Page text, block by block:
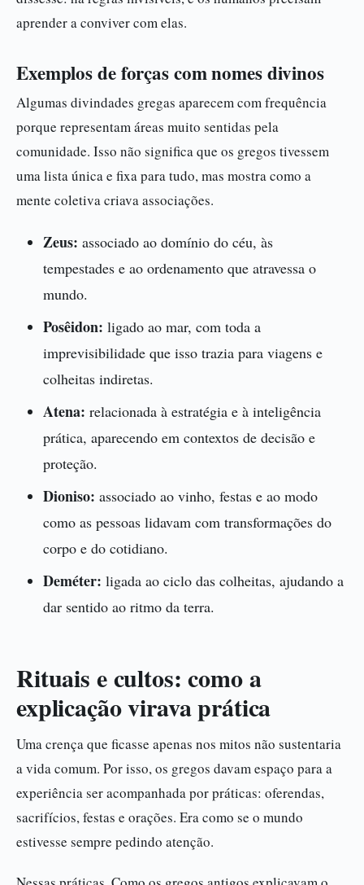
aprender a conviver com elas.
Exemplos de forças com nomes divinos
Algumas divindades gregas aparecem com frequência
porque representam áreas muito sentidas pela
comunidade. Isso não significa que os gregos tivessem
uma lista única e fixa para tudo, mas mostra como a
mente coletiva criava associações.
Zeus: associado ao domínio do céu, às
tempestades e ao ordenamento que atravessa o
mundo.
Posêidon: ligado ao mar, com toda a
imprevisibilidade que isso trazia para viagens e
colheitas indiretas.
Atena: relacionada à estratégia e à inteligência
prática, aparecendo em contextos de decisão e
proteção.
Dioniso: associado ao vinho, festas e ao modo
como as pessoas lidavam com transformações do
corpo e do cotidiano.
Deméter: ligada ao ciclo das colheitas, ajudando a
dar sentido ao ritmo da terra.
Rituais e cultos: como a
explicação virava prática
Uma crença que ficasse apenas nos mitos não sustentaria
a vida comum. Por isso, os gregos davam espaço para a
experiência ser acompanhada por práticas: oferendas,
sacrifícios, festas e orações. Era como se o mundo
estivesse sempre pedindo atenção.